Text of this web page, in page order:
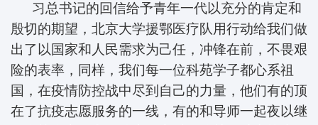
习总书记的回信给予青年一代以充分的肯定和
殷切的期望，北京大学援鄂医疗队用行动给我们做
出了以国家和人民需求为己任，冲锋在前，不畏艰
险的表率，同样，我们每一位科苑学子都心系祖
国，在疫情防控战中尽到自己的力量，他们有的顶
在了抗疫志愿服务的一线，有的和导师一起夜以继